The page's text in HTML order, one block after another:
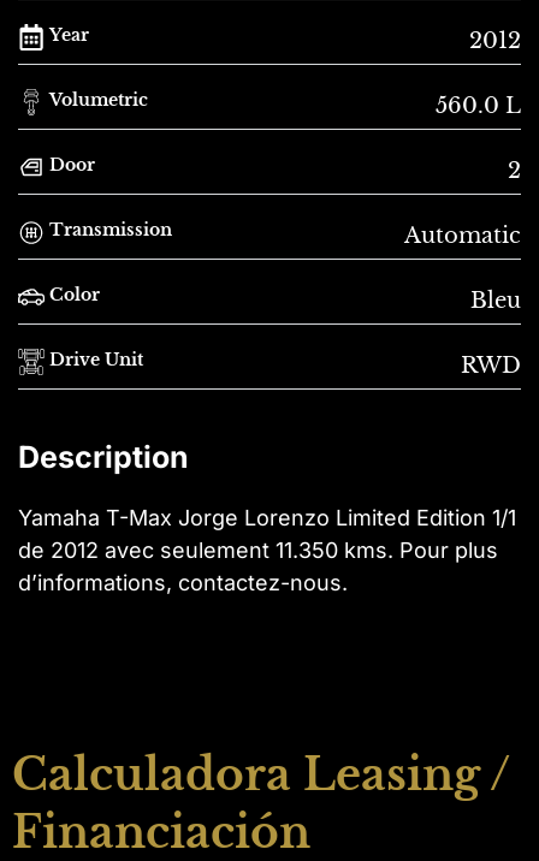
Year 2012
Volumetric 560.0 L
Door 2
Transmission Automatic
Color Bleu
Drive Unit RWD
Description
Yamaha T-Max Jorge Lorenzo Limited Edition 1/1
de 2012 avec seulement 11.350 kms. Pour plus
d’informations, contactez-nous.
Calculadora Leasing /
Financiación